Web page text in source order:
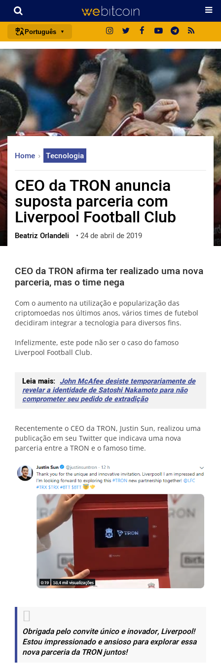
Português
español
français
italiano
deutsch
中文
한국어
العربية
ไทย
ქართული
vietnamese
Home Tecnologia
CEO da TRON anuncia
suposta parceria com
Liverpool Football Club
Beatriz Orlandeli • 24 de abril de 2019
CEO da TRON afirma ter realizado uma nova
parceria, mas o time nega
Com o aumento na utilização e popularização das
criptomoedas nos últimos anos, vários times de futebol
decidiram integrar a tecnologia para diversos fins.
Infelizmente, este pode não ser o caso do famoso
Liverpool Football Club.
Leia mais: John McAfee desiste temporariamente de
revelar a identidade de Satoshi Nakamoto para não
comprometer seu pedido de extradição
Recentemente o CEO da TRON, Justin Sun, realizou uma
publicação em seu Twitter que indicava uma nova
parceria entre a TRON e o famoso time.
Obrigada pelo convite único e inovador, Liverpool!
Estou impressionado e ansioso para explorar essa
nova parceria da TRON juntos!